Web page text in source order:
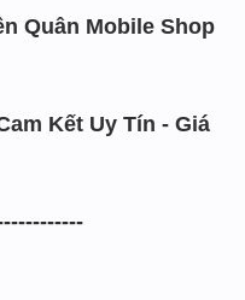
Quân Mobile Shop
Kết Uy Tín - Giá